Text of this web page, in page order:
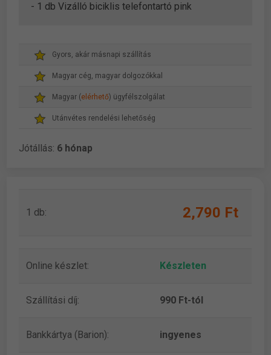
- 1 db Vizálló biciklis telefontartó pink
Gyors, akár másnapi szállítás
Magyar cég, magyar dolgozókkal
Magyar (elérhető) ügyfélszolgálat
Utánvétes rendelési lehetőség
Jótállás: 6 hónap
1 db: 2,790 Ft
Online készlet: Készleten
Szállítási díj: 990 Ft-tól
Bankkártya (Barion): ingyenes